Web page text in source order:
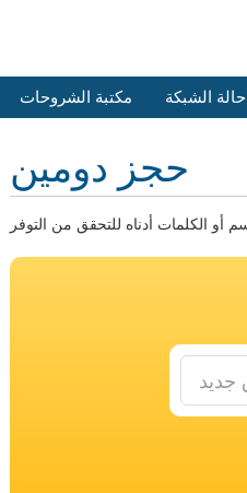
مكتبة الشروحات حالة الشبكة
حجز دومين